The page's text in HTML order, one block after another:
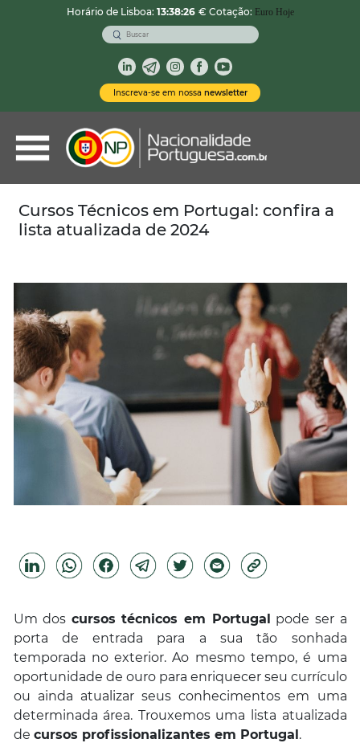
Horário de Lisboa: 13:38:27 € Cotação: Euro Hoje
Inscreva-se em nossa newsletter
Nacionalidade Portuguesa
Vistos de Residência
Imóveis em Portugal
Demais Serviços
Cursos Técnicos em Portugal: confira a
lista atualizada de 2024
Um dos cursos técnicos em Portugal pode ser a
porta de entrada para a sua tão sonhada
temporada no exterior. Ao mesmo tempo, é uma
oportunidade de ouro para enriquecer seu currículo
ou ainda atualizar seus conhecimentos em uma
determinada área. Trouxemos uma lista atualizada
de cursos profissionalizantes em Portugal.